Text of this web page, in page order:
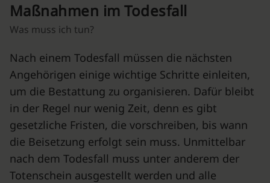
Maßnahmen im Todesfall
Was muss ich tun?
Nach einem Todesfall müssen die nächsten
Angehörigen einige wichtige Schritte einleiten,
um die Bestattung zu organisieren. Dafür bleibt
in der Regel nur wenig Zeit, denn es gibt
gesetzliche Fristen, die vorschreiben, bis wann
die Beisetzung erfolgt sein muss. Unmittelbar
nach dem Todesfall muss unter anderem der
Totenschein ausgestellt werden und alle